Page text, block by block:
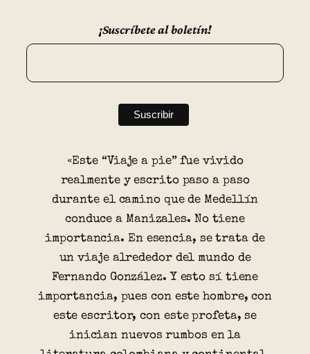
¡Suscríbete al boletín!
«Este “Viaje a pie” fue vivido
realmente y escrito paso a paso
durante el camino que de Medellín
conduce a Manizales. No tiene
importancia. En esencia, se trata de
un viaje alrededor del mundo de
Fernando González. Y esto sí tiene
importancia, pues con este hombre, con
este escritor, con este profeta, se
inician nuevos rumbos en la